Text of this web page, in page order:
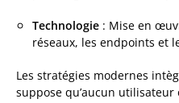
Technologie : Mise en
réseaux, les endpoints et
Les stratégies modernes
suppose qu’aucun